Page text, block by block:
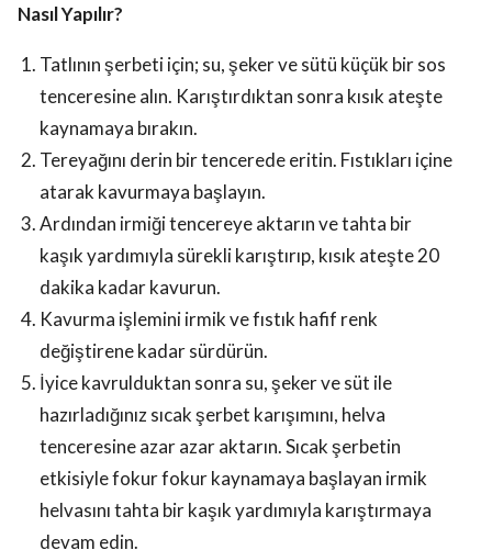
Nasıl Yapılır?
Tatlının şerbeti için; su, şeker ve sütü küçük bir sos
tenceresine alın. Karıştırdıktan sonra kısık ateşte
kaynamaya bırakın.
Tereyağını derin bir tencerede eritin. Fıstıkları içine
atarak kavurmaya başlayın.
Ardından irmiği tencereye aktarın ve tahta bir
kaşık yardımıyla sürekli karıştırıp, kısık ateşte 20
dakika kadar kavurun.
Kavurma işlemini irmik ve fıstık hafif renk
değiştirene kadar sürdürün.
İyice kavrulduktan sonra su, şeker ve süt ile
hazırladığınız sıcak şerbet karışımını, helva
tenceresine azar azar aktarın. Sıcak şerbetin
etkisiyle fokur fokur kaynamaya başlayan irmik
helvasını tahta bir kaşık yardımıyla karıştırmaya
devam edin.